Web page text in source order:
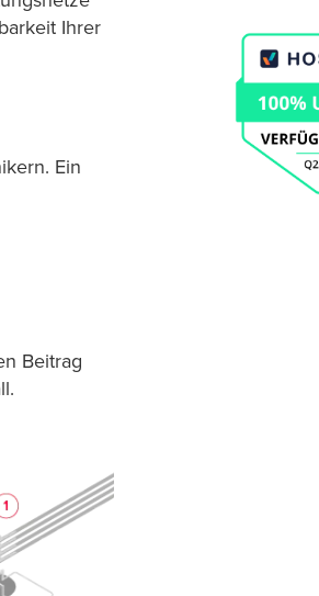
Ihrer
Ein
Beitrag